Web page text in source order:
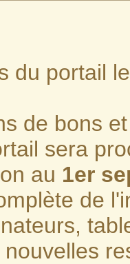
du portail
de bons
sera
au 1er
de